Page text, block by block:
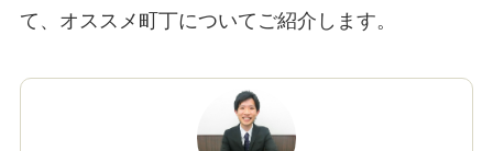
て、オススメ町丁についてご紹介します。